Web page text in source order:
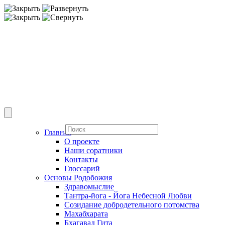
Главная
О проекте
Наши соратники
Контакты
Глоссарий
Основы Родобожия
Здравомыслие
Тантра-йога - Йога Небесной Любви
Созидание добродетельного потомства
Махабхарата
Бхагавад Гита